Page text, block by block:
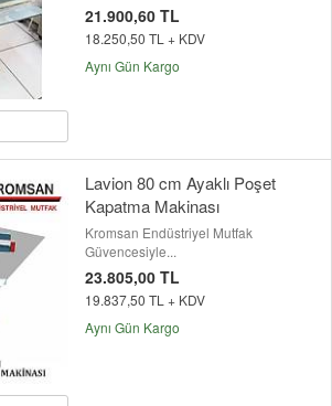
21.900,60 TL
18.250,50 TL + KDV
Aynı Gün Kargo
Lavion 80 cm Ayaklı Poşet
Kapatma Makinası
Kromsan Endüstriyel Mutfak
Güvencesiyle...
23.805,00 TL
19.837,50 TL + KDV
Aynı Gün Kargo